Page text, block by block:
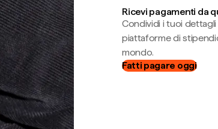
Ricevi pagamenti da
Condividi i tuoi dettagli
piattaforme di
mondo.
Fatti pagare oggi